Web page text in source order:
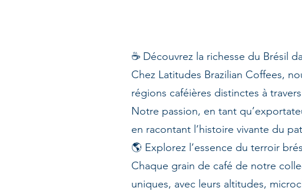
☕ Découvrez la richesse du Brésil
Chez Latitudes Brazilian Coffees,
régions caféières distinctes à
Notre passion, en tant
en racontant l’histoire vivante du
🌎 Explorez l’essence du terroir
Chaque grain de café de notre
uniques, avec leurs altitudes,